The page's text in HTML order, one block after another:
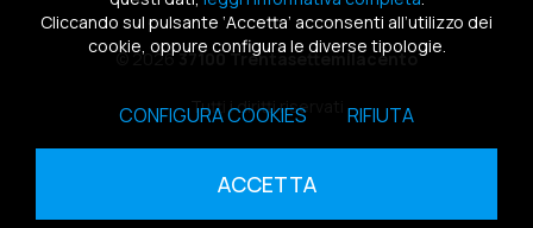
© 202637100 Trentasettemilacento
Tutti i diritti riservati
Sitemap|Privacy Policy|Cookies Policy
Cliccando sul pulsante ‘Accetta’ acconsenti all’utilizzo dei
cookie, oppure configura le diverse tipologie.
CONFIGURA COOKIES RIFIUTA
ACCETTA